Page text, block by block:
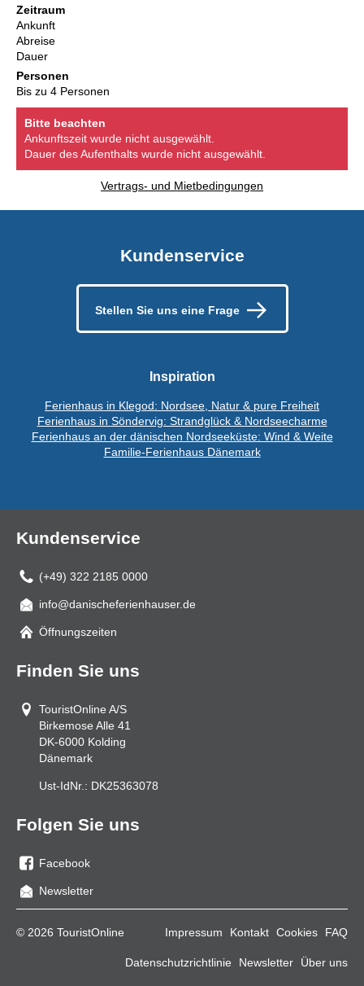
Zeitraum
Ankunft
Abreise
Dauer
Personen
Bis zu 4 Personen
Bitte beachten
Ankunftszeit wurde nicht ausgewählt.
Dauer des Aufenthalts wurde nicht ausgewählt.
Vertrags- und Mietbedingungen
Kundenservice
Stellen Sie uns eine Frage
Inspiration
Ferienhaus in Klegod: Nordsee, Natur & pure Freiheit
Ferienhaus in Söndervig: Strandglück & Nordseecharme
Ferienhaus an der dänischen Nordseeküste: Wind & Weite
Familie-Ferienhaus Dänemark
Kundenservice
(+49) 322 2185 0000
Mail
info@danischeferienhauser.de
Öffnungszeiten
Finden Sie uns
TouristOnline A/S
Birkemose Alle 41
DK-6000 Kolding
Dänemark
Ust-IdNr.: DK25363078
Folgen Sie uns
Sie
uns
Facebook
Newsletter
© 2026 TouristOnline Impressum Kontakt Cookies FAQ
Datenschutzrichtlinie Newsletter Über uns